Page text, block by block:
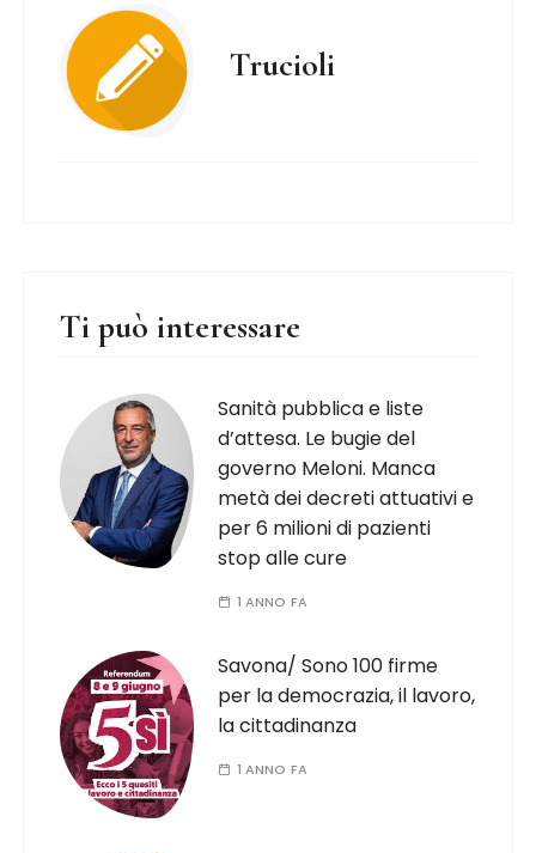
Trucioli
Ti può interessare
Sanità pubblica e liste
d’attesa. Le bugie del
governo Meloni. Manca
metà dei decreti attuativi e
per 6 milioni di pazienti
stop alle cure
1 ANNO FA
Savona/ Sono 100 firme
per la democrazia, il lavoro,
la cittadinanza
1 ANNO FA